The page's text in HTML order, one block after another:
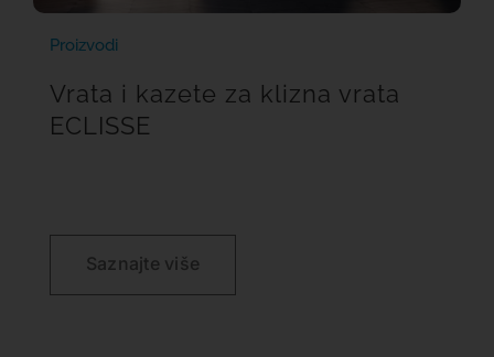
Proizvodi
Vrata i kazete za klizna vrata
ECLISSE
Saznajte više